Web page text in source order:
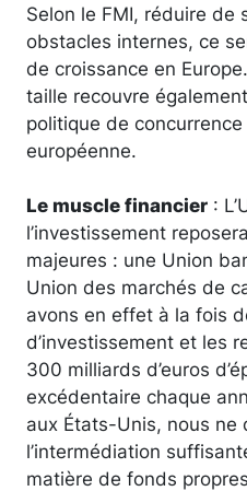
Selon le FMI, réduire de
obstacles internes, ce
de croissance en
taille recouvre
politique de
européenne.
Le muscle financier :
l’investissement
majeures : une Union
Union des marchés de
avons en effet à la fois
d’investissement et les
300 milliards d’euros
excédentaire chaque
aux États-Unis, nous ne
l’intermédiation
matière de fonds